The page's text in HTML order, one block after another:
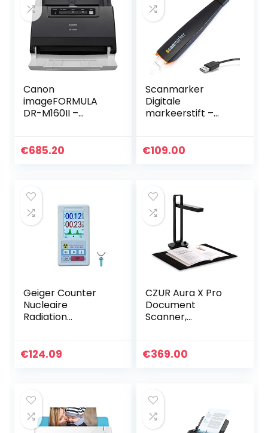
Canon
imageFORMULA
DR-M160II –
€685.20
Scanmarker
Digitale
markeerstift –
versie (Mac & Win)
€109.00
Geiger Counter
Nucleaire
Radiation
Counter,Type Beta
€124.09
CZUR Aura X Pro
Document
Scanner,
Document
Smart…
€369.00